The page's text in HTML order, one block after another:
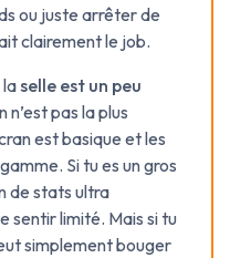
ou juste arrêter de
clairement le job.
selle est un peu
pas la plus
est basique et les
Si tu es un gros
de stats ultra
sentir limité. Mais si tu
simplement bouger